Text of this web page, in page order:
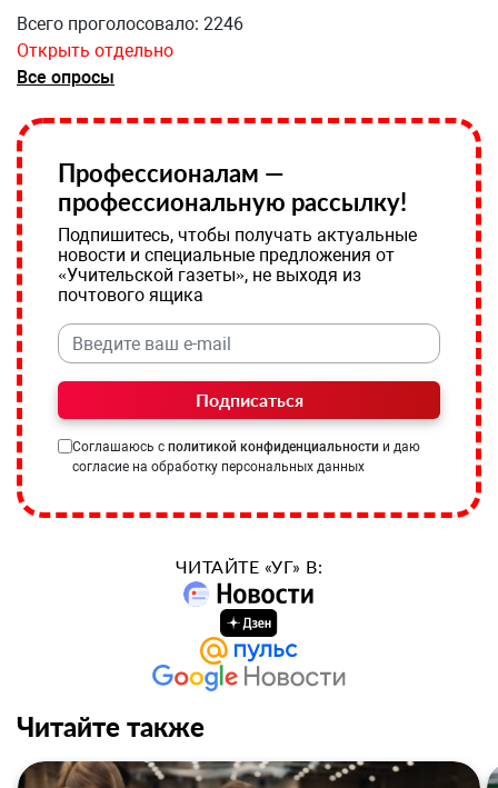
Всего проголосовало: 2246
Открыть отдельно
Все опросы
Профессионалам —
профессиональную рассылку!
Подпишитесь, чтобы получать актуальные
новости и специальные предложения от
«Учительской газеты», не выходя из
почтового ящика
Подписаться
Соглашаюсь с политикой конфиденциальности и даю
согласие на обработку персональных данных
ЧИТАЙТЕ «УГ» В:
Читайте также